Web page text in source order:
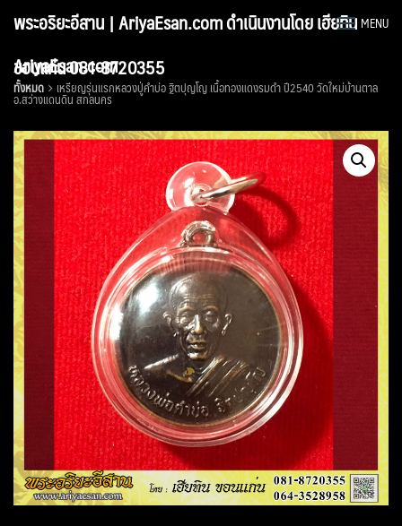
พระอริยะอีสาน | AriyaEsan.com ดำเนินงานโดย เฮียทิน
ขอนแก่น 081-8720355
MENU
AriyaEsan.com
ทั้งหมด เหรียญรุ่นแรกหลวงปู่คำบ่อ ฐิตปุญโญ เนื้อทองแดงรมดำ ปี2540 วัดใหม่บ้านตาล
อ.สว่างแดนดิน สกลนคร